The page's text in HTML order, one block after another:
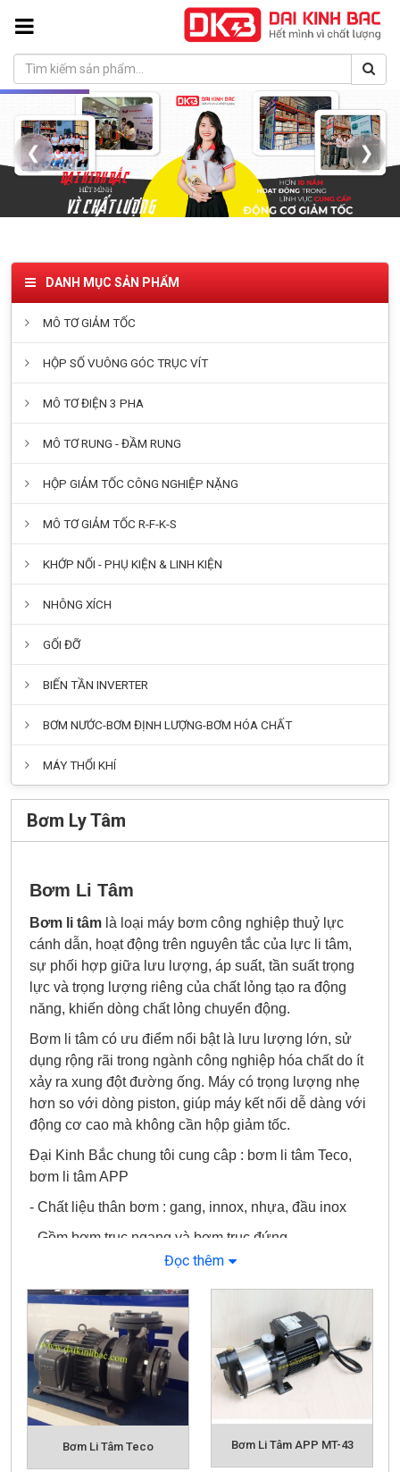
❮ ❯
DANH MỤC SẢN PHẨM
MÔ TƠ GIẢM TỐC
HỘP SỐ VUÔNG GÓC TRỤC VÍT
MÔ TƠ ĐIỆN 3 PHA
MÔ TƠ RUNG - ĐẦM RUNG
HỘP GIẢM TỐC CÔNG NGHIỆP NẶNG
MÔ TƠ GIẢM TỐC R-F-K-S
KHỚP NỐI - PHỤ KIỆN & LINH KIỆN
NHÔNG XÍCH
GỐI ĐỠ
BIẾN TẦN INVERTER
BƠM NƯỚC-BƠM ĐỊNH LƯỢNG-BƠM HÓA CHẤT
MÁY THỔI KHÍ
Bơm Ly Tâm
Bơm Li Tâm
Bơm li tâm là loại máy bơm công nghiệp thuỷ lực
cánh dẫn, hoạt động trên nguyên tắc của lực li tâm,
sự phối hợp giữa lưu lượng, áp suất, tần suất trọng
lực và trọng lượng riêng của chất lỏng tạo ra động
năng, khiến dòng chất lỏng chuyển động.
Bơm li tâm có ưu điểm nổi bật là lưu lượng lớn, sử
dụng rộng rãi trong ngành công nghiệp hóa chất do ít
xảy ra xung đột đường ống. Máy có trọng lượng nhẹ
hơn so với dòng piston, giúp máy kết nối dễ dàng với
động cơ cao mà không cần hộp giảm tốc.
Đại Kinh Bắc chung tôi cung câp : bơm li tâm Teco,
bơm li tâm APP
- Chất liệu thân bơm : gang, innox, nhựa, đầu inox
- Gồm bơm trục ngang và bơm trục đứng
Cấu tạo bơm li tâm:
Đọc thêm
Bơm Li Tâm Teco Bơm Li Tâm APP MT-43